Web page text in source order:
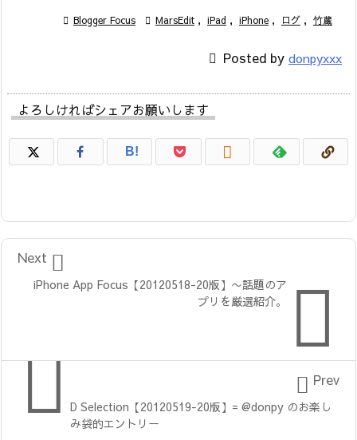
 Blogger Focus  MarsEdit , iPad , iPhone , ログ , 竹蔵
 Posted by donpyxxx
よろしければシェアお願いします
B! 

iPhone App Focus【20120518-20版】〜話題のア
プリを厳選紹介。

Next
D Selection【20120519-20版】= @donpy のお楽し
み袋的エントリー
 Prev